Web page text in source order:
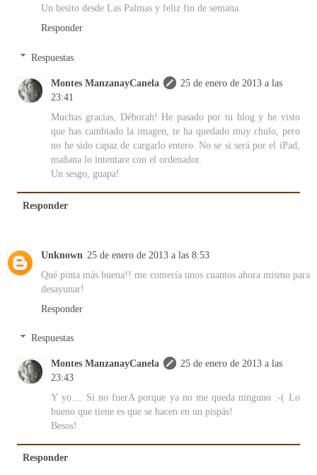
Un besito desde Las Palmas y feliz fin de semana.
Responder
Respuestas
Montes ManzanayCanela
25 de enero de 2013 a las
23:41
Muchas gracias, Déborah! He pasado por tu blog y he visto
que has cambiado la imagen, te ha quedado muy chulo, pero
no he sido capaz de cargarlo entero. No se si será por el iPad,
mañana lo intentare con el ordenador.
Un sesgo, guapa!
Responder
Unknown 25 de enero de 2013 a las 8:53
Qué pinta más buena!! me comería unos cuantos ahora mismo para
desayunar!
Responder
Respuestas
Montes ManzanayCanela
25 de enero de 2013 a las
23:43
Y yo.... Si no fuerA porque ya no me queda ninguno :-( Lo
bueno que tiene es que se hacen en un pispás!
Besos!
Responder